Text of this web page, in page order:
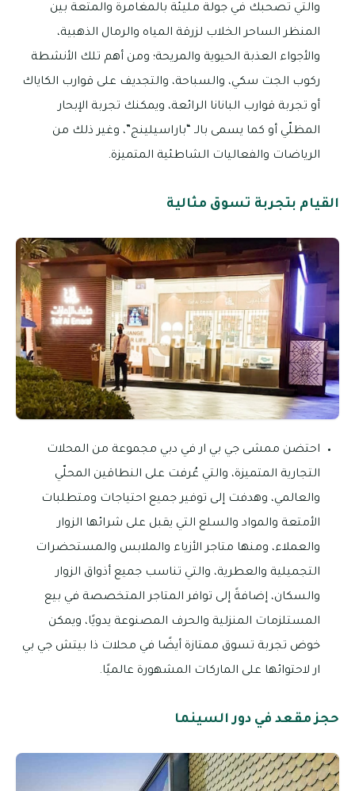
والتي تصحبك في جولة مليئة بالمغامرة والمتعة بين
المنظر الساحر الخلاب لزرقة المياه والرمال الذهبية،
والأجواء العذبة الحيوية والمريحة؛ ومن أهم تلك الأنشطة
ركوب الجت سكي، والسباحة، والتجديف على قوارب الكاياك
أو تجربة قوارب البانانا الرائعة، ويمكنك تجربة الإبحار
المظلّي أو كما يسمى بالـ “باراسيلينج”، وغير ذلك من
الرياضات والفعاليات الشاطئية المتميزة.
القيام بتجربة تسوق مثالية
احتضن ممشى جي بي ار في دبي مجموعة من المحلات
التجارية المتميزة، والتي عُرفت على النطاقين المحلّي
والعالمي، وهدفت إلى توفير جميع احتياجات ومتطلبات
الأمتعة والمواد والسلع التي يقبل على شرائها الزوار
والعملاء، ومنها متاجر الأزياء والملابس والمستحضرات
التجميلية والعطرية، والتي تناسب جميع أذواق الزوار
والسكان، إضافةً إلى توافر المتاجر المتخصصة في بيع
المستلزمات المنزلية والحرف المصنوعة يدويًا، ويمكن
خوض تجربة تسوق ممتازة أيضًا في محلات ذا بيتش جي بي
ار لاحتوائها على الماركات المشهورة عالميًا.
حجز مقعد في دور السينما